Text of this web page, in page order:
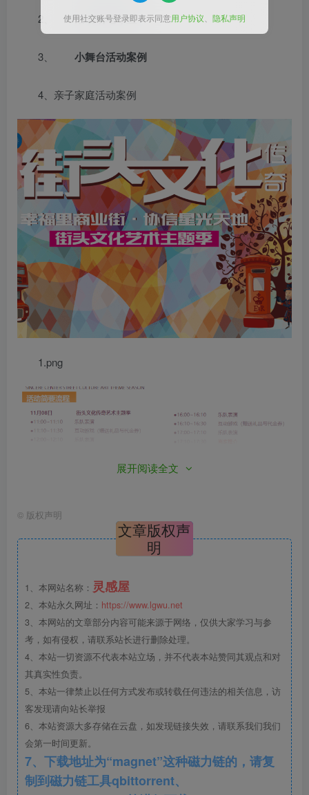
2、 活动场地布置
3、 小舞台活动案例
4、亲子家庭活动案例
1.png
2、活动简要流程.png
3、活动场地布置.png
展开阅读全文
© 版权声明
文章版权声
明
1、本网站名称： 灵感屋
2、本站永久网址： https://www.lgwu.net
3、本网站的文章部分内容可能来源于网络，仅供大家学习与参
考，如有侵权，请联系站长进行删除处理。
4、本站一切资源不代表本站立场，并不代表本站赞同其观点和对
其真实性负责。
5、本站一律禁止以任何方式发布或转载任何违法的相关信息，访
客发现请向站长举报
6、本站资源大多存储在云盘，如发现链接失效，请联系我们我们
会第一时间更新。
7、下载地址为“magnet”这种磁力链的，请复
制到磁力链工具qbittorrent、
使用社交账号登录即表示同意用户协议 隐私声明